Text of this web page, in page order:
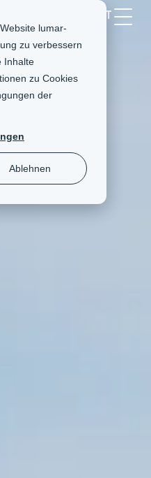
lumar-
zu verbessern
Inhalte
zu Cookies
der
Ablehnen